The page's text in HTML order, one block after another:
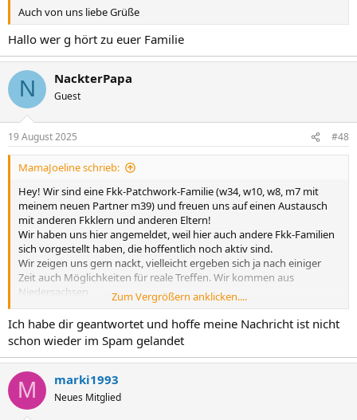
Auch von uns liebe Grüße
Hallo wer g hört zu euer Familie
N NackterPapa
Guest
19 August 2025 #48
MamaJoeline schrieb:
Hey! Wir sind eine Fkk-Patchwork-Familie (w34, w10, w8, m7 mit
meinem neuen Partner m39) und freuen uns auf einen Austausch
mit anderen Fkklern und anderen Eltern!
Wir haben uns hier angemeldet, weil hier auch andere Fkk-Familien
sich vorgestellt haben, die hoffentlich noch aktiv sind.
Wir zeigen uns gern nackt, vielleicht ergeben sich ja nach einiger
Zeit auch Möglichkeiten für reale Treffen. Wir kommen aus
Niedersachsen
Liebe Grüße Joeline
Zum Vergrößern anklicken....
Ich habe dir geantwortet und hoffe meine Nachricht ist nicht
schon wieder im Spam gelandet
M marki1993
Neues Mitglied